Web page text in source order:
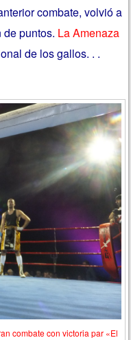
combate, volvió a
puntos. La Amenaza
de los gallos. . .
combate con victoria par «El